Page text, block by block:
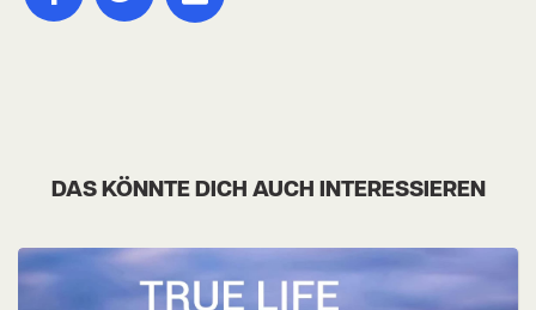
DAS KÖNNTE DICH AUCH INTERESSIEREN